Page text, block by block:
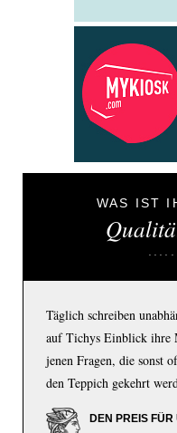
WAS IST
Täglich schreiben
auf Tichys Einblick ihre
jenen Fragen, die sonst
den Teppich gekehrt
DEN PREIS